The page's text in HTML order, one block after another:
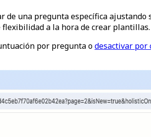
una pregunta específica
a la hora de crear plantillas.
por pregunta odesactivar